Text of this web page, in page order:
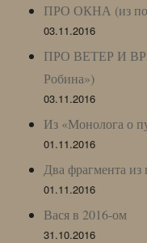
ПРО ОКНА (из
03.11.2016
ПРО ВЕТЕР И
Робина»)
03.11.2016
Из «Монолога о
01.11.2016
Два фрагмента
01.11.2016
Вася в 2016-ом
31.10.2016